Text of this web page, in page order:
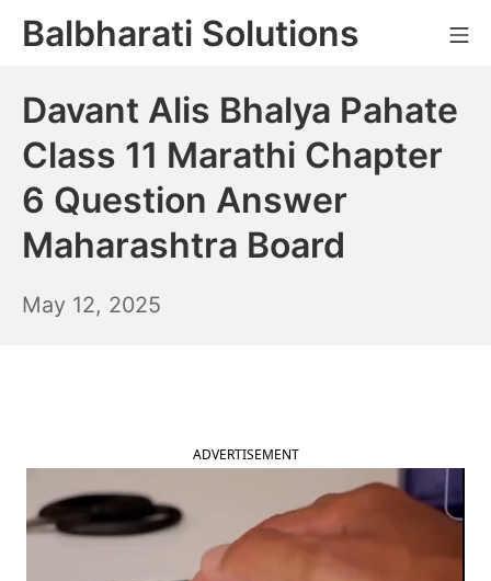
SkipBalbharati Solutions
Davant Alis Bhalya Pahate
Class 11 Marathi Chapter
6 Question Answer
Maharashtra Board
May 12, 2025
ADVERTISEMENT